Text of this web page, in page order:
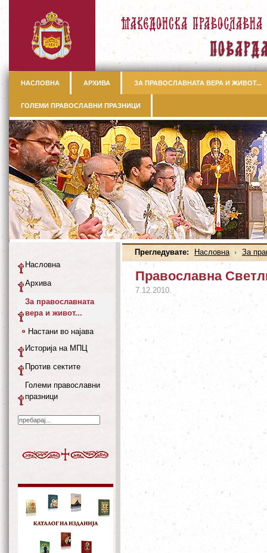
НАСЛОВНА АРХИВА ЗА ПРАВОСЛАВНАТА ВЕРА И ЖИВОТ...
ГОЛЕМИ ПРАВОСЛАВНИ ПРАЗНИЦИ
Прегледувате: Насловна За
Православна
7.12.2010.
Насловна
Архива
За православната
вера и живот...
Настани во најава
Историја на МПЦ
Против сектите
Големи православни
празници